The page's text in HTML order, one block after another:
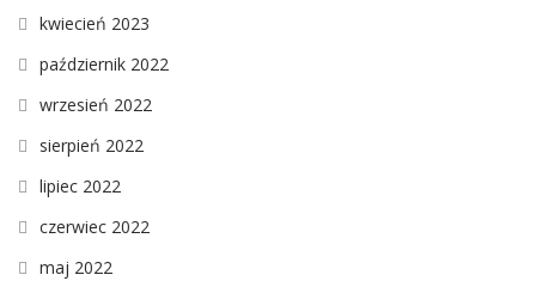
kwiecień 2023
październik 2022
wrzesień 2022
sierpień 2022
lipiec 2022
czerwiec 2022
maj 2022